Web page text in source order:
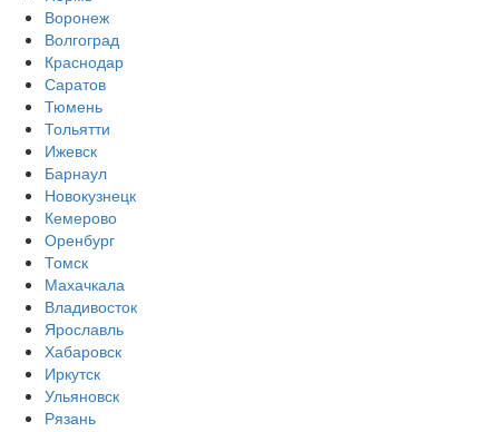
Воронеж
Волгоград
Краснодар
Саратов
Тюмень
Тольятти
Ижевск
Барнаул
Новокузнецк
Кемерово
Оренбург
Томск
Махачкала
Владивосток
Ярославль
Хабаровск
Иркутск
Ульяновск
Рязань